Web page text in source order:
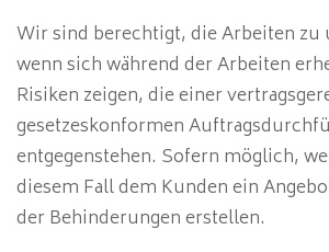
Wir sind berechtigt, die Arbeiten zu
wenn sich während der Arbeiten
Risiken zeigen, die einer
gesetzeskonformen
entgegenstehen. Sofern möglich,
diesem Fall dem Kunden ein
der Behinderungen erstellen.